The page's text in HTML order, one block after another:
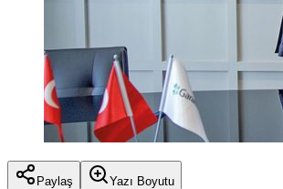
Paylaş Yazı Boyutu